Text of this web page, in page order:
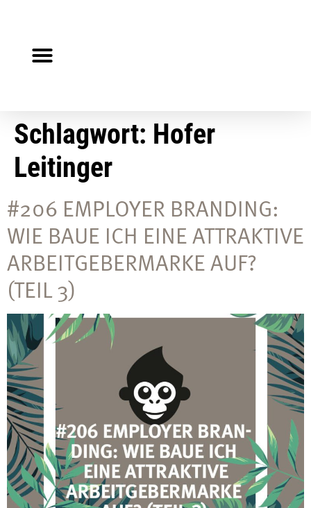
Schlagwort: Hofer
Leitinger
#206 EMPLOYER BRANDING:
WIE BAUE ICH EINE ATTRAKTIVE
ARBEITGEBERMARKE AUF?
(TEIL 3)